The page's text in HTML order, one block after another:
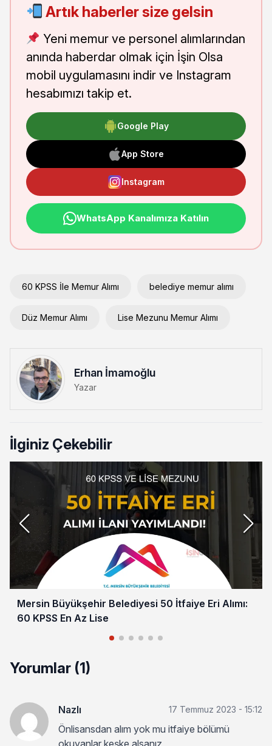
Artık haberler size gelsin
Yeni memur ve personel alımlarından
anında haberdar olmak için İşin Olsa
mobil uygulamasını indir ve Instagram
hesabımızı takip et.
Google Play
App Store
Instagram
WhatsApp Kanalımıza Katılın
60 KPSS İle Memur Alımı belediye memur alımı
Düz Memur Alımı Lise Mezunu Memur Alımı
Erhan İmamoğlu
Yazar
İlginiz Çekebilir
Mersin Büyükşehir Belediyesi 50 İtfaiye Eri Alımı:
60 KPSS En Az Lise
Yorumlar (1)
Nazlı 17 Temmuz 2023 - 15:12
Önlisansdan alım yok mu itfaiye bölümü
okuyanlar keşke alsanız